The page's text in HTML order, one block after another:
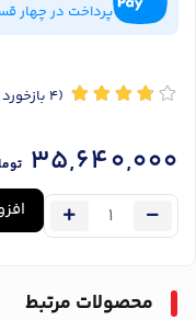
پرداخت در چهار
(4
35,640,000
محصولات مرتبط